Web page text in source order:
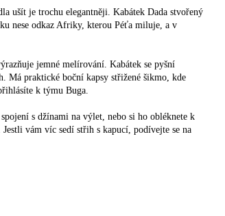
ušít je trochu elegantněji. Kabátek Dada stvořený
nese odkaz Afriky, kterou Péťa miluje, a v
jemné melírování. Kabátek se pyšní
Má praktické boční kapsy střižené šikmo, kde
k týmu Buga.
s džínami na výlet, nebo si ho obléknete k
vám víc sedí střih s kapucí, podívejte se na